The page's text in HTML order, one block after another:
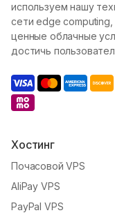
используем нашу
сети edge
ценные облачные
достичь
Хостинг
Почасовой VPS
AliPay VPS
PayPal VPS